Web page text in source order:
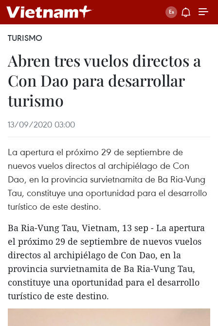
TURISMO
Abren tres vuelos directos a
Con Dao para desarrollar
turismo
13/09/2020 03:00
La apertura el próximo 29 de septiembre de
nuevos vuelos directos al archipiélago de Con
Dao, en la provincia survietnamita de Ba Ria-Vung
Tau, constituye una oportunidad para el desarrollo
turístico de este destino.
Ba Ria-Vung Tau, Vietnam, 13 sep - La apertura
el próximo 29 de septiembre de nuevos vuelos
directos al archipiélago de Con Dao, en la
provincia survietnamita de Ba Ria-Vung Tau,
constituye una oportunidad para el desarrollo
turístico de este destino.